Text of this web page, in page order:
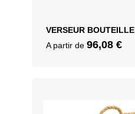
VERSEUR BOUTEILLE
A partir de 96,08 €